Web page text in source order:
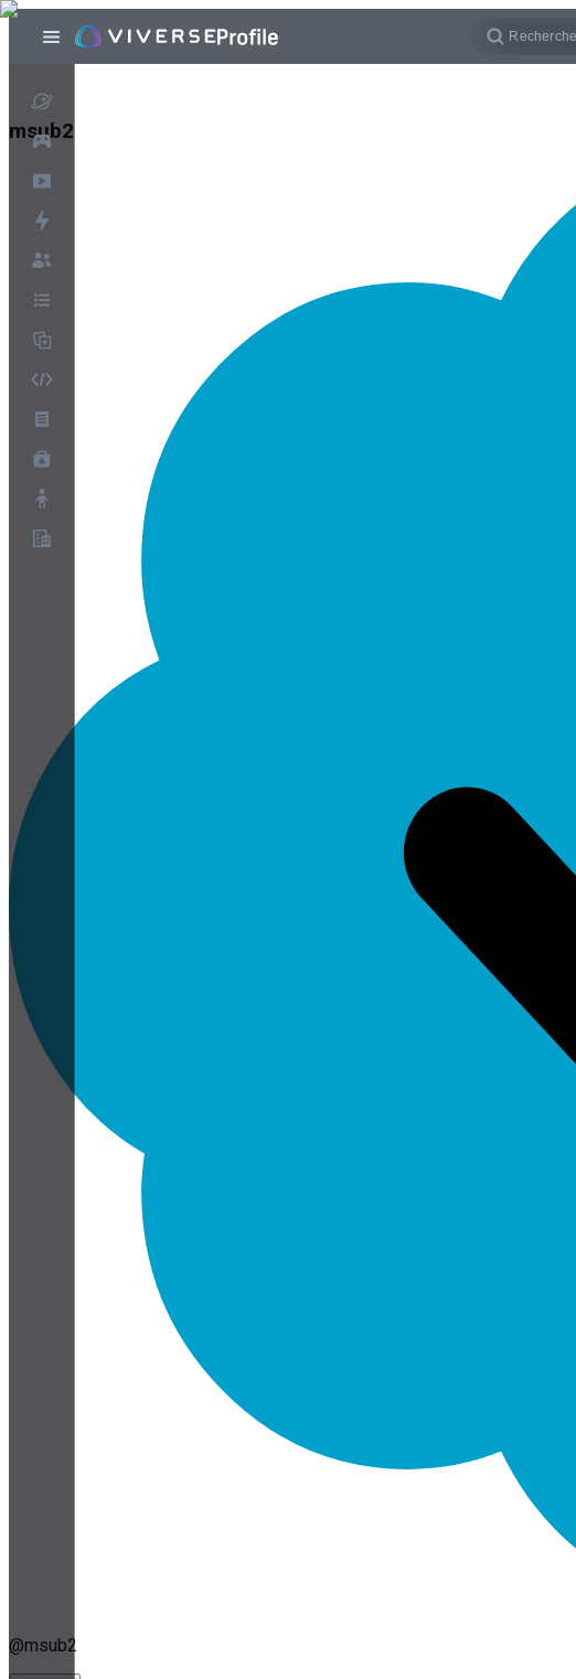
Programme de partenariat
Paramètres Cookies
Livre blanc sur la sécurité et la confidentialité
msub2
@msub2